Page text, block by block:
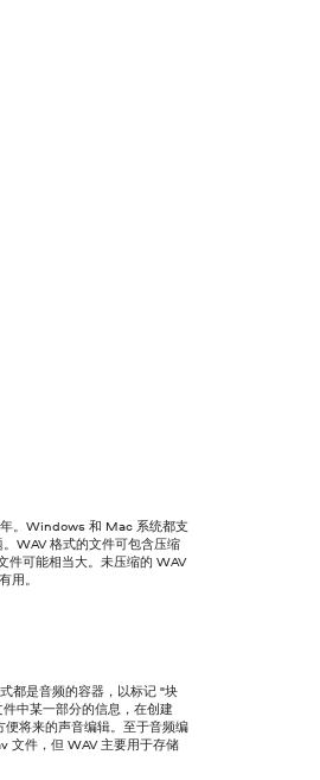
。Windows 和 Mac 系统都支
WAV 格式的文件可包含压缩
件可能相当大。未压缩的 WAV
用。
都是音频的容器，以标记 "块
中某一部分的信息，在创建
将来的声音编辑。至于音频编
文件，但 WAV 主要用于存储